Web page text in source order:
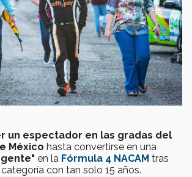
un espectador en las gradas del
México hasta convertirse en una
en la Fórmula 4 NACAM tras
con tan solo 15 años.